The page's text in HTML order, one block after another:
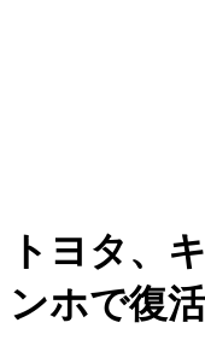
トヨタ、
ンホで復